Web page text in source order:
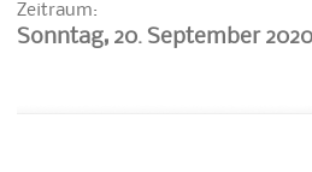
Zeitraum:
Sonntag, 20. September